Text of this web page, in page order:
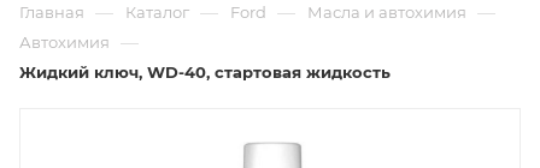
Главная — Каталог — Ford — Масла и автохимия —
Автохимия —
Жидкий ключ, WD-40, стартовая жидкость